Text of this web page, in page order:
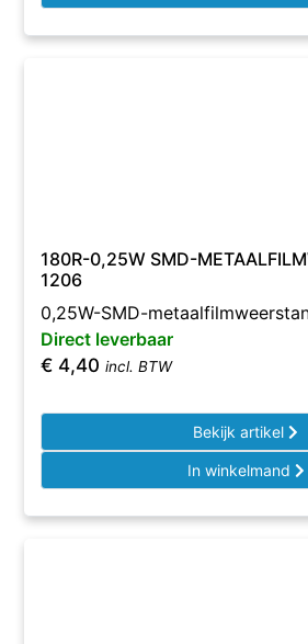
180R-0,25W SMD-
1206
0,25W-SMD-
Direct leverbaar
€ 4,40 incl. BTW
Bekijk artikel
In winkelmand